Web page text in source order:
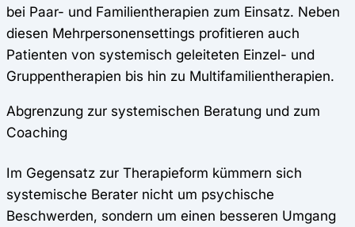
bei Paar- und Familientherapien zum Einsatz. Neben
diesen Mehrpersonensettings profitieren auch
Patienten von systemisch geleiteten Einzel- und
Gruppentherapien bis hin zu Multifamilientherapien.
Abgrenzung zur systemischen Beratung und zum
Coaching
Im Gegensatz zur Therapieform kümmern sich
systemische Berater nicht um psychische
Beschwerden, sondern um einen besseren Umgang